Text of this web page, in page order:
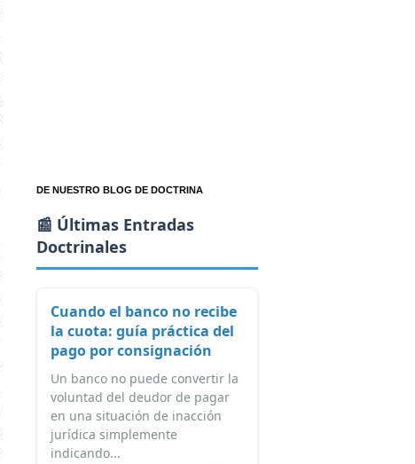
DE NUESTRO BLOG DE DOCTRINA
📰 Últimas Entradas
Doctrinales
Cuando el banco no recibe
la cuota: guía práctica del
pago por consignación
Un banco no puede convertir la
voluntad del deudor de pagar
en una situación de inacción
jurídica simplemente
indicando...